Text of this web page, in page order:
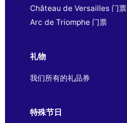
Château de Versailles 门票
Arc de Triomphe 门票
礼物
我们所有的礼品券
特殊节日